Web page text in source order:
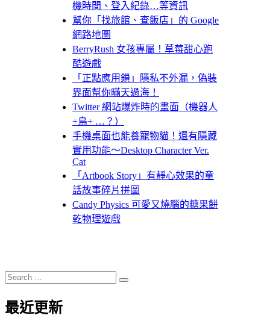
機時間、登入紀錄…等資訊
幫你「找旅館、查飯店」的 Google
網路地圖
BerryRush 女孩專屬！草莓甜心跑
酷遊戲
「正點應用鎖」隱私不外漏，偽裝
界面幫你暪天過海！
Twitter 網站爆炸時的畫面（機器人
+鳥+ …？）
手機桌面也能養寵物貓！還有隱藏
實用功能～Desktop Character Ver.
Cat
「Artbook Story」有靜心效果的童
話故事碎片拼圖
Candy Physics 可愛又燒腦的糖果餅
乾物理遊戲
Search
for:
Search
最近更新